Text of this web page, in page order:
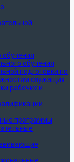
обучения
подготовки по
служащих
рабочих и
программы